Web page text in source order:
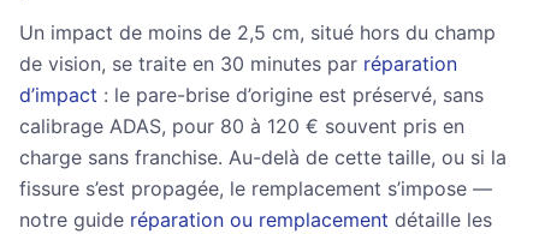
Un impact de moins de 2,5 cm, situé hors du champ
de vision, se traite en 30 minutes par réparation
d’impact : le pare-brise d’origine est préservé, sans
calibrage ADAS, pour 80 à 120 € souvent pris en
charge sans franchise. Au-delà de cette taille, ou si la
fissure s’est propagée, le remplacement s’impose —
notre guide réparation ou remplacement détaille les